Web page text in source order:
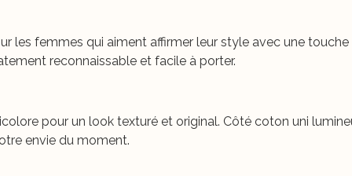
les femmes qui aiment affirmer leur style avec une touche
reconnaissable et facile à porter.
pour un look texturé et original. Côté coton uni
envie du moment.